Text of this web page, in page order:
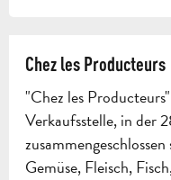
Chez les Producteurs
"Chez les
Verkaufsstelle, in der
Gemüse, Fleisch, Fisch,